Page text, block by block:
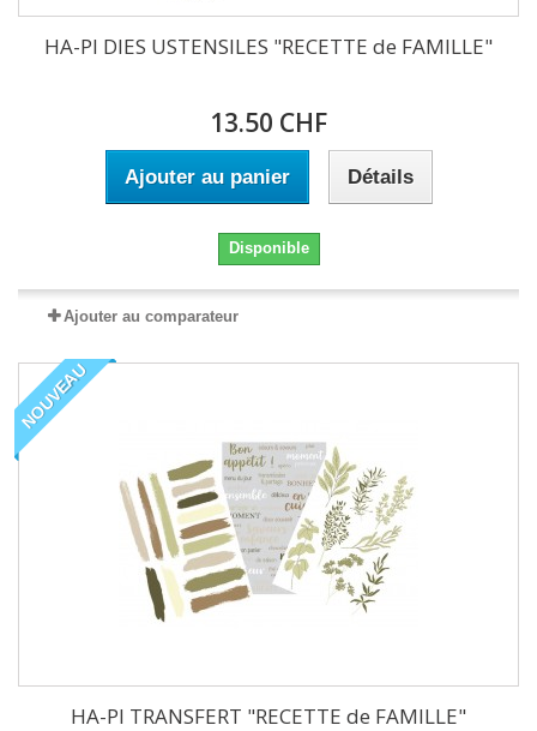
HA-PI DIES USTENSILES "RECETTE de FAMILLE"
13.50 CHF
Ajouter au panier Détails
Disponible
Ajouter au comparateur
NOUVEAU
HA-PI TRANSFERT "RECETTE de FAMILLE"